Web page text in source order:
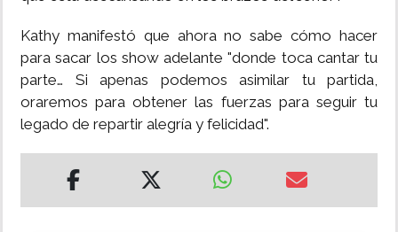
Kathy manifestó que ahora no sabe cómo hacer
para sacar los show adelante "donde toca cantar tu
parte… Si apenas podemos asimilar tu partida,
oraremos para obtener las fuerzas para seguir tu
legado de repartir alegría y felicidad".